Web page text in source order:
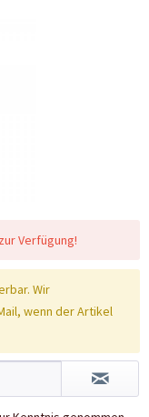
Verfügung!
Wir
wenn der Artikel